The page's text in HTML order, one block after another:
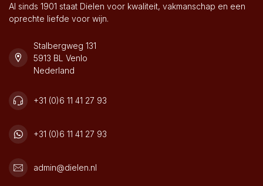
Al sinds 1901 staat Dielen voor kwaliteit, vakmanschap en een
oprechte liefde voor wijn.
Stalbergweg 131
5913 BL Venlo
Nederland
+31 (0)6 11 41 27 93
+31 (0)6 11 41 27 93
admin@dielen.nl